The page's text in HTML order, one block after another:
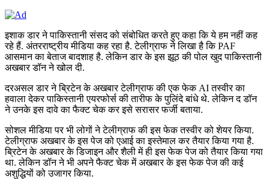
इशाक डार ने पाकिस्तानी संसद को संबोधित करते हुए कहा कि ये हम नहीं कह
रहे हैं. अंतरराष्ट्रीय मीडिया कह रहा है. टेलीग्राफ ने लिखा है कि PAF
आसमान का बेताज बादशाह है. लेकिन डार के इस झूठ की पोल खुद पाकिस्तानी
अखबार डॉन ने खोल दी.
दरअसल डार ने ब्रिटेन के अखबार टेलीग्राफ की एक फेक AI तस्वीर का
हवाला देकर पाकिस्तानी एयरफोर्स की तारीफ के पुलिंदे बांधे थे. लेकिन द डॉन
ने उनके इस दावे का फैक्ट चेक कर इसे सरासर फर्जी बताया.
सोशल मीडिया पर भी लोगों ने टेलीग्राफ की इस फेक तस्वीर को शेयर किया.
टेलीग्राफ अखबार के इस पेज को एआई का इस्तेमाल कर तैयार किया गया है.
ब्रिटेन के अखबार के डिजाइन और शैली में ही इस फेक पेज को तैयार किया गया
था. लेकिन डॉन ने भी अपने फैक्ट चेक में अखबार के इस फेक पेज की कई
अशुद्धियों को उजागर किया.